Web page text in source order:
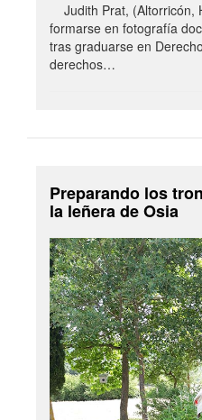
Judith Prat, (Altorricón,
formarse en fotografía
tras graduarse en
derechos…
Preparando los
la leñera de Osia